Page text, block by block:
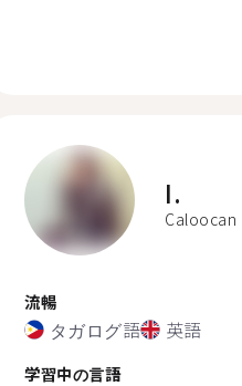
I.
Caloocan
流暢
タガログ語 英語
学習中の言語